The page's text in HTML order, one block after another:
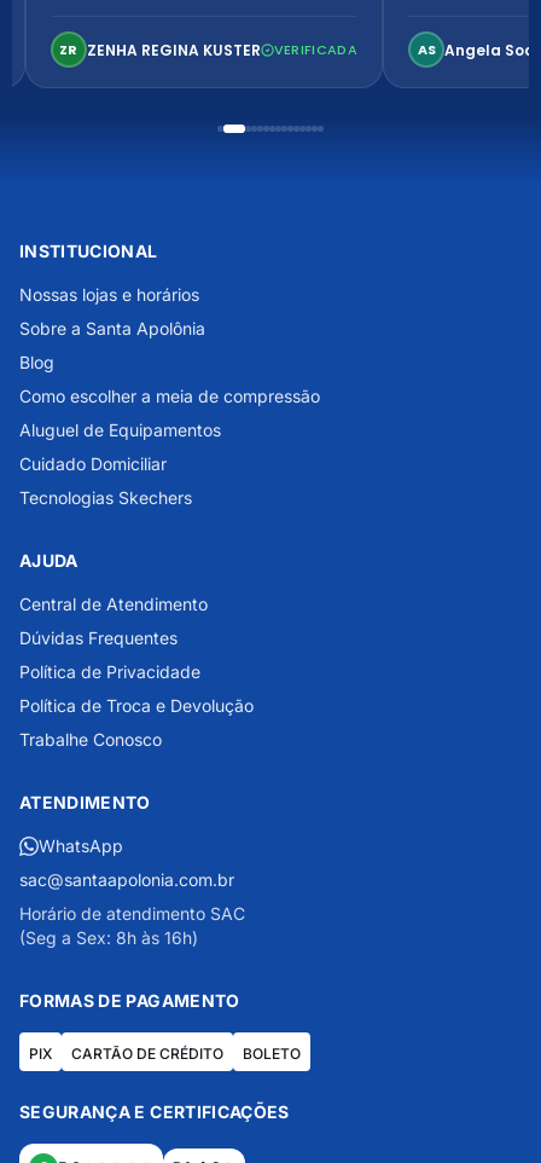
confortável. Perfeito!
ZR ZENHA REGINA KUSTER VERIFICADA AS Angela
INSTITUCIONAL
Nossas lojas e horários
Sobre a Santa Apolônia
Blog
Como escolher a meia de compressão
Aluguel de Equipamentos
Cuidado Domiciliar
Tecnologias Skechers
AJUDA
Central de Atendimento
Dúvidas Frequentes
Política de Privacidade
Política de Troca e Devolução
Trabalhe Conosco
ATENDIMENTO
WhatsApp
sac@santaapolonia.com.br
Horário de atendimento SAC
(Seg a Sex: 8h às 16h)
FORMAS DE PAGAMENTO
PIX CARTÃO DE CRÉDITO BOLETO
SEGURANÇA E CERTIFICAÇÕES